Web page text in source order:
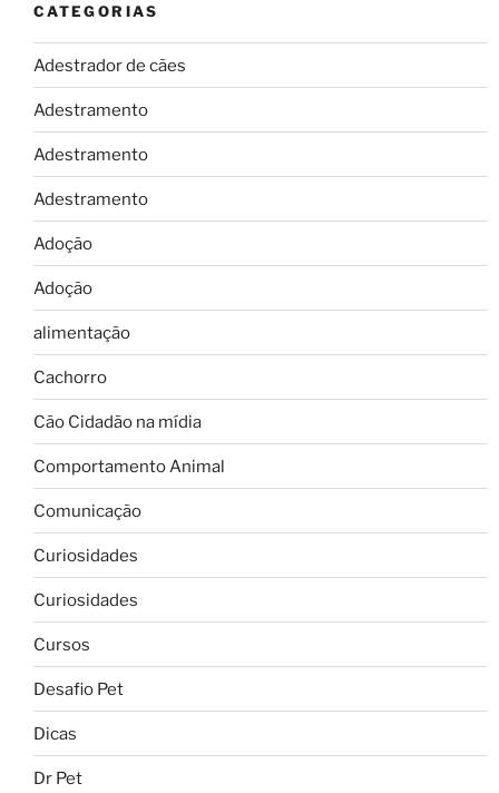
CATEGORIAS
Adestrador de cães
Adestramento
Adestramento
Adestramento
Adoção
Adoção
alimentação
Cachorro
Cão Cidadão na mídia
Comportamento Animal
Comunicação
Curiosidades
Curiosidades
Cursos
Desafio Pet
Dicas
Dr Pet